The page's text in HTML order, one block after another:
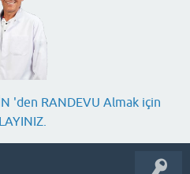
'den RANDEVU Almak için